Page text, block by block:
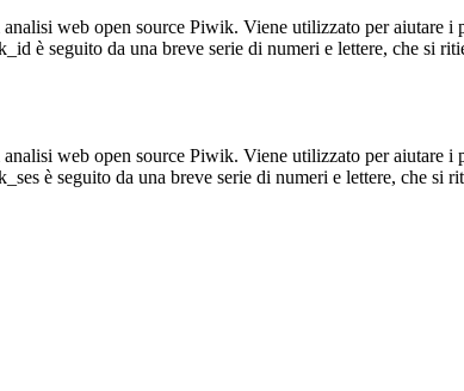
web open source Piwik. Viene utilizzato per aiutare
è seguito da una breve serie di numeri e lettere, che si
web open source Piwik. Viene utilizzato per aiutare
è seguito da una breve serie di numeri e lettere, che